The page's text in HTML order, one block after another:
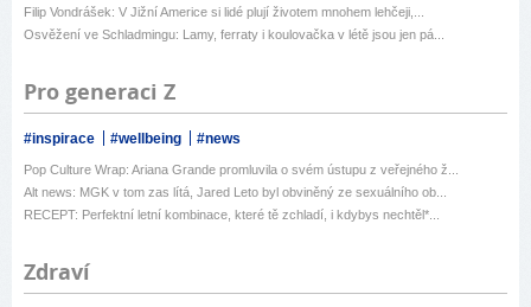
Filip Vondrášek: V Jižní Americe si lidé plují životem mnohem lehčeji,...
Osvěžení ve Schladmingu: Lamy, ferraty i koulovačka v létě jsou jen pá...
Pro generaci Z
#inspirace #wellbeing #news
Pop Culture Wrap: Ariana Grande promluvila o svém ústupu z veřejného ž...
Alt news: MGK v tom zas lítá, Jared Leto byl obviněný ze sexuálního ob...
RECEPT: Perfektní letní kombinace, které tě zchladí, i kdybys nechtěl*...
Zdraví